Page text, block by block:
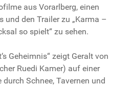
aus Vorarlberg, einen
und den Trailer zu „Karma –
so spielt“ zu sehen.
Geheimnis“ zeigt Geralt von
Ruedi Kamer) auf einer
durch Schnee, Tavernen und